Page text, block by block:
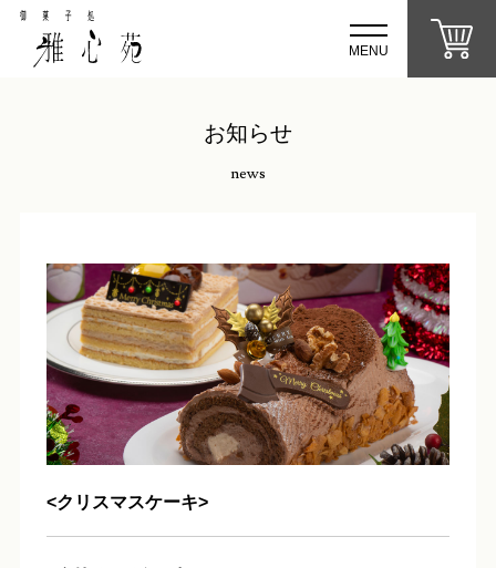
MENU
お知らせ
news
<クリスマスケーキ>